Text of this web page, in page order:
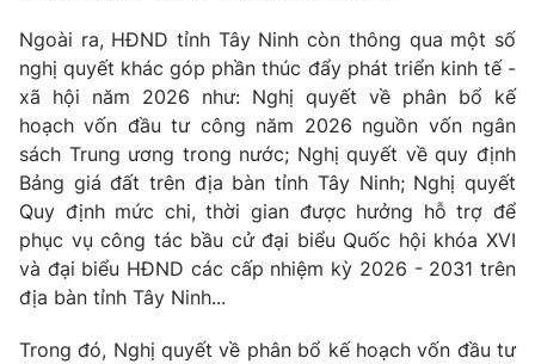
Liên hệ tòa soạn English
THỜI BÁO VTV
Ngoài ra, HĐND tỉnh Tây Ninh còn thông qua một số
nghị quyết khác góp phần thúc đẩy phát triển kinh tế -
xã hội năm 2026 như: Nghị quyết về phân bổ kế
hoạch vốn đầu tư công năm 2026 nguồn vốn ngân
sách Trung ương trong nước; Nghị quyết về quy định
Bảng giá đất trên địa bàn tỉnh Tây Ninh; Nghị quyết
Quy định mức chi, thời gian được hưởng hỗ trợ để
phục vụ công tác bầu cử đại biểu Quốc hội khóa XVI
và đại biểu HĐND các cấp nhiệm kỳ 2026 - 2031 trên
địa bàn tỉnh Tây Ninh...
Trong đó, Nghị quyết về phân bổ kế hoạch vốn đầu tư